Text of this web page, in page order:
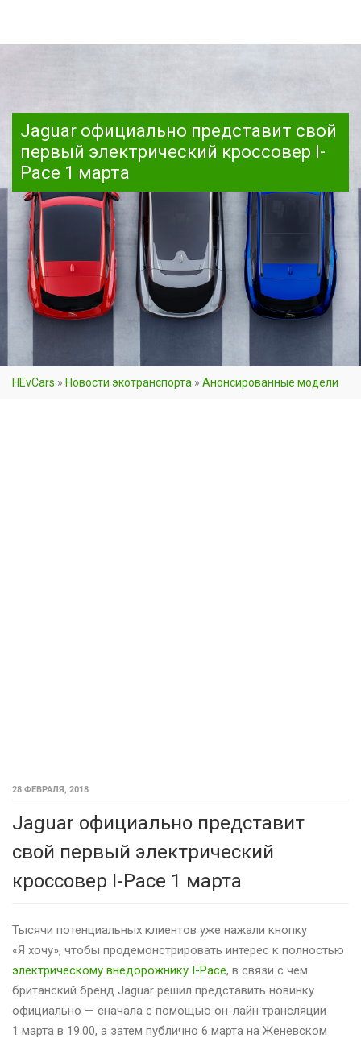
Jaguar официально представит свой
первый электрический кроссовер I-
Pace 1 марта
HEvCars » Новости экотранспорта » Анонсированные модели
28 ФЕВРАЛЯ, 2018
Jaguar официально представит
свой первый электрический
кроссовер I-Pace 1 марта
Тысячи потенциальных клиентов уже нажали кнопку
«Я хочу», чтобы продемонстрировать интерес к полностью
электрическому внедорожнику I-Pace, в связи с чем
британский бренд Jaguar решил представить новинку
официально — сначала с помощью он-лайн трансляции
1 марта в 19:00, а затем публично 6 марта на Женевском